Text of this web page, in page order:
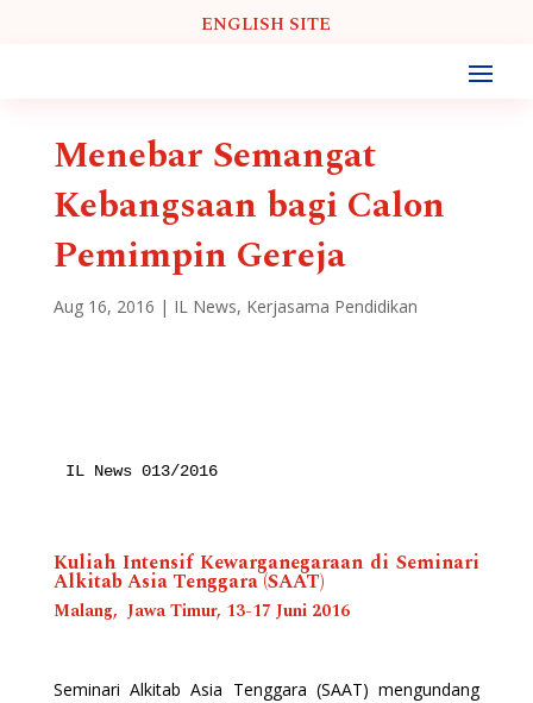
ENGLISH SITE
Menebar Semangat
Kebangsaan bagi Calon
Pemimpin Gereja
Aug 16, 2016 | IL News, Kerjasama Pendidikan
IL News 013/2016
Kuliah Intensif Kewarganegaraan di Seminari
Alkitab Asia Tenggara (SAAT)
Malang, Jawa Timur, 13-17 Juni 2016
Seminari Alkitab Asia Tenggara (SAAT) mengundang